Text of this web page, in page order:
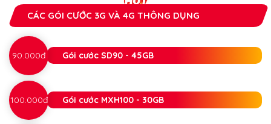
CÁC GÓI CƯỚC 3G VÀ 4G THÔNG DỤNG
90.000đ Gói cước SD90 - 45GB
100.000đ Gói cước MXH100 - 30GB